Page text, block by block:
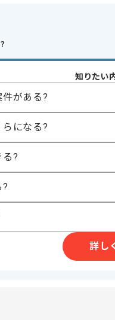
ステ
20代活躍中 , 30代活
術に積極的 , 自社内開
ル
Github操作経験
使った開発、導入経験
用いた開発経験
Connectを利用したア
経験やスキルをお持ちであれば
知りたい
がある?
になる?
る?
詳し